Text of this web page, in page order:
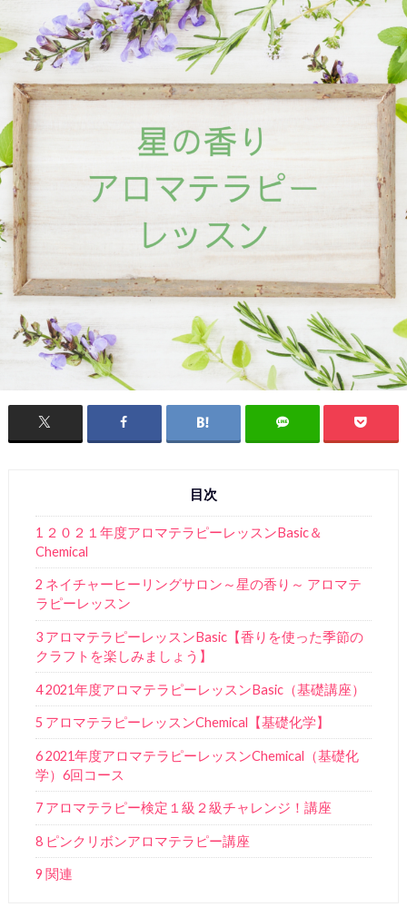
目次
1 ２０２１年度アロマテラピーレッスンBasic＆
Chemical
2 ネイチャーヒーリングサロン～星の香り～ アロマテ
ラピーレッスン
3 アロマテラピーレッスンBasic【香りを使った季節の
クラフトを楽しみましょう】
4 2021年度アロマテラピーレッスンBasic（基礎講座）
5 アロマテラピーレッスンChemical【基礎化学】
6 2021年度アロマテラピーレッスンChemical（基礎化
学）6回コース
7 アロマテラピー検定１級２級チャレンジ！講座
8 ピンクリボンアロマテラピー講座
9 関連